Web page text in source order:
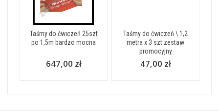
Taśmy do ćwiczeń 25szt
po 1,5m bardzo mocna
647,00 zł
Taśmy do ćwiczeń \ 1,2
metra x 3 szt zestaw
promocyjny
47,00 zł